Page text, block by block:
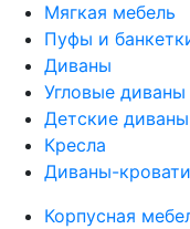
Мягкая мебель
Пуфы и
Диваны
Угловые диваны
Детские диваны
Кресла
Диваны-кровати
Корпусная